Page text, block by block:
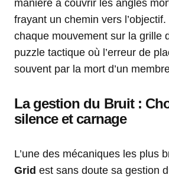
manière à couvrir les angles
frayant un chemin vers
chaque mouvement sur la grille
puzzle tactique où l’erreur de
souvent par la mort d’un
La gestion du Bruit :
silence et carnage
L’une des mécaniques les plus
Grid est sans doute sa gestion